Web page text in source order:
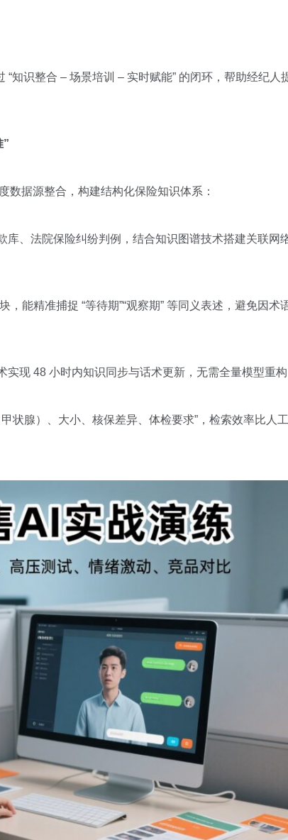
“知识整合 – 场景培训 – 实时赋能” 的闭环，帮助经纪人
”
数据源整合，构建结构化保险知识体系：
、法院保险纠纷判例，结合知识图谱技术搭建关联网
能精准捕捉 “等待期”“观察期” 等同义表述，避免因术
现 48 小时内知识同步与话术更新，无需全量模型重
状腺）、大小、核保差异、体检要求”，检索效率比人